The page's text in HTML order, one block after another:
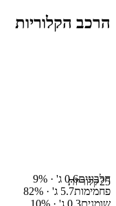
הרכב הקלוריות
25קלוריות
חלבונים0.6 ג' · 9%
פחמימות5.7 ג' · 82%
שומנים0.3 ג' · 10%